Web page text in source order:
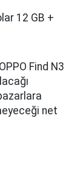
12 GB +
Find N3
net